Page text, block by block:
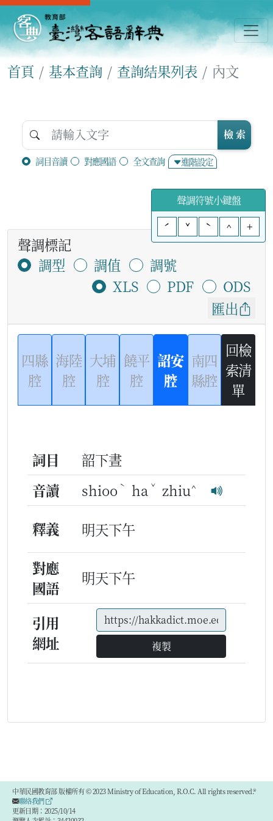
首頁 基本查詢 查詢結果列表 內文
詞目音讀 對應國語 全文查詢 進階設定
檢 索
聲調符號小鍵盤
ˊ
ˇ ˋ ^ +
聲調標記
調型
調值
調號
XLS
PDF
ODS
匯出
四縣
腔
海陸
腔
大埔
腔
饒平
腔
詔安
腔
南四
縣腔
回檢
索清
單
詞目
韶下晝
音讀
shioo ˋ ha ˇ zhiu^
釋義
明天下午
對應
國語
明天下午
引用
網址
複製
中華民國教育部 版權所有 © 2023 Ministry of Education, R.O.C. All rights reserved.®
聯絡我們
更新日期：2025/10/14